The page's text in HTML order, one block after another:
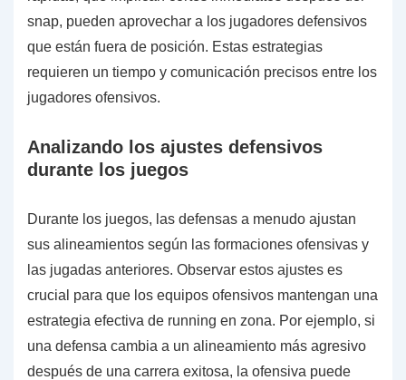
snap, pueden aprovechar a los jugadores defensivos
que están fuera de posición. Estas estrategias
requieren un tiempo y comunicación precisos entre los
jugadores ofensivos.
Analizando los ajustes defensivos
durante los juegos
Durante los juegos, las defensas a menudo ajustan
sus alineamientos según las formaciones ofensivas y
las jugadas anteriores. Observar estos ajustes es
crucial para que los equipos ofensivos mantengan una
estrategia efectiva de running en zona. Por ejemplo, si
una defensa cambia a un alineamiento más agresivo
después de una carrera exitosa, la ofensiva puede